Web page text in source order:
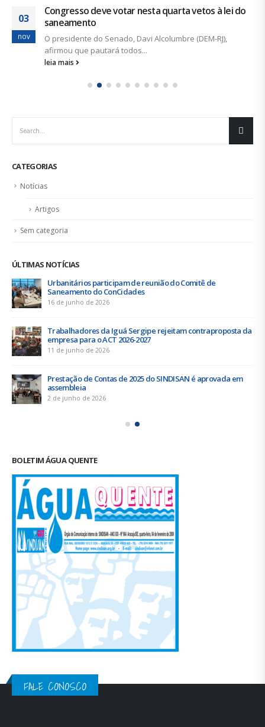
03
nov
Congresso deve votar nesta quarta vetos à lei do
saneamento
O presidente do Senado, Davi Alcolumbre (DEM-RJ),
afirmou que pautará todos...
leia mais
CATEGORIAS
Notícias
Artigos
Sem categoria
ÚLTIMAS NOTÍCIAS
Urbanitários participam de reunião do Comitê de
Saneamento do ConCidades
16 de junho de 2026
Trabalhadores da Iguá Sergipe rejeitam contraproposta da
empresa para o ACT 2026-2027
11 de junho de 2026
Prestação de Contas de 2025 do SINDISAN é aprovada em
assembleia
2 de junho de 2026
BOLETIM ÁGUA QUENTE
FALE CONOSCO